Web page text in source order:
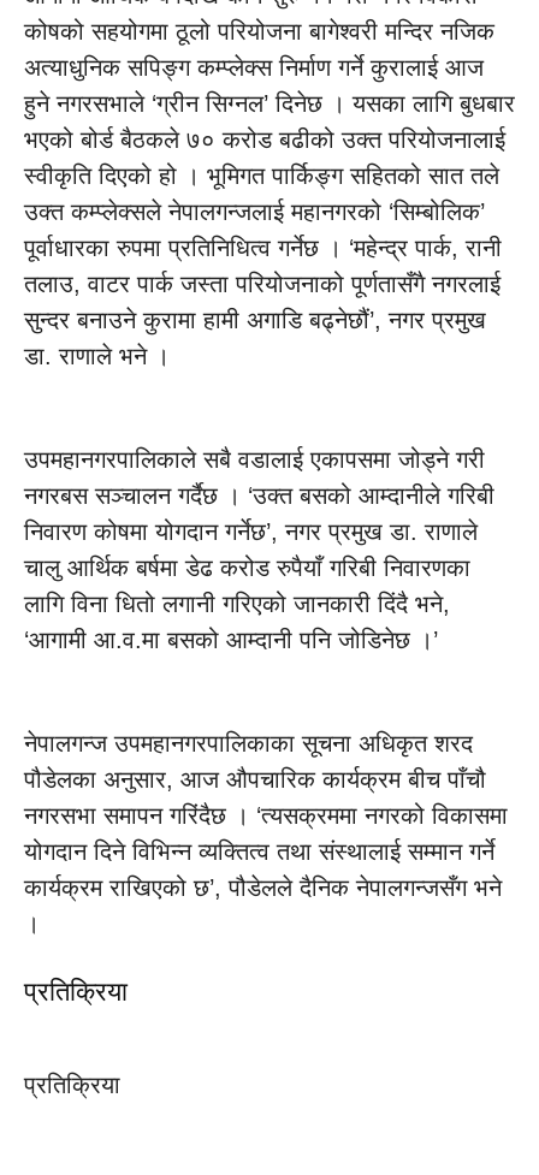
कोषको सहयोगमा ठूलो परियोजना बागेश्वरी मन्दिर नजिक
अत्याधुनिक सपिङ्ग कम्प्लेक्स निर्माण गर्ने कुरालाई आज
हुने नगरसभाले ‘ग्रीन सिग्नल’ दिनेछ । यसका लागि बुधबार
भएको बोर्ड बैठकले ७० करोड बढीको उक्त परियोजनालाई
स्वीकृति दिएको हो । भूमिगत पार्किङ्ग सहितको सात तले
उक्त कम्प्लेक्सले नेपालगन्जलाई महानगरको ‘सिम्बोलिक’
पूर्वाधारका रुपमा प्रतिनिधित्व गर्नेछ । ‘महेन्द्र पार्क, रानी
तलाउ, वाटर पार्क जस्ता परियोजनाको पूर्णतासँगै नगरलाई
सुन्दर बनाउने कुरामा हामी अगाडि बढ्नेछौं’, नगर प्रमुख
डा. राणाले भने ।
उपमहानगरपालिकाले सबै वडालाई एकापसमा जोड्ने गरी
नगरबस सञ्चालन गर्दैछ । ‘उक्त बसको आम्दानीले गरिबी
निवारण कोषमा योगदान गर्नेछ’, नगर प्रमुख डा. राणाले
चालु आर्थिक बर्षमा डेढ करोड रुपैयाँ गरिबी निवारणका
लागि विना धितो लगानी गरिएको जानकारी दिंदै भने,
‘आगामी आ.व.मा बसको आम्दानी पनि जोडिनेछ ।’
नेपालगन्ज उपमहानगरपालिकाका सूचना अधिकृत शरद
पौडेलका अनुसार, आज औपचारिक कार्यक्रम बीच पाँचौ
नगरसभा समापन गरिंदैछ । ‘त्यसक्रममा नगरको विकासमा
योगदान दिने विभिन्न व्यक्तित्व तथा संस्थालाई सम्मान गर्ने
कार्यक्रम राखिएको छ’, पौडेलले दैनिक नेपालगन्जसँग भने
।
प्रतिक्रिया
प्रतिक्रिया